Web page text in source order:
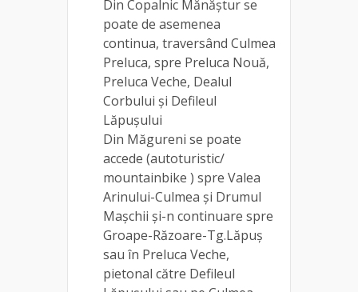
Din Copalnic Mănăștur se
poate de asemenea
continua, traversând Culmea
Preluca, spre Preluca Nouă,
Preluca Veche, Dealul
Corbului și Defileul
Lăpușului
Din Măgureni se poate
accede (autoturistic/
mountainbike ) spre Valea
Arinului-Culmea și Drumul
Mașchii și-n continuare spre
Groape-Răzoare-Tg.Lăpuș
sau în Preluca Veche,
pietonal către Defileul